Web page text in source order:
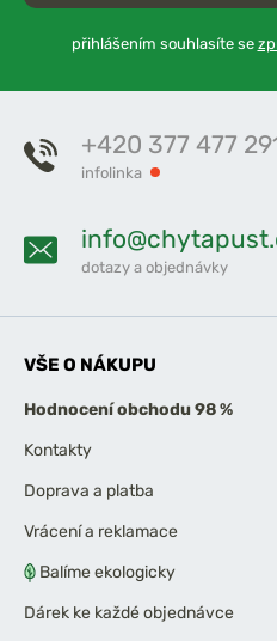
přihlášením souhlasíte se
+420 377 477
infolinka
dotazy a objednávky
VŠE O NÁKUPU
Hodnocení obchodu 98 %
Kontakty
Doprava a platba
Vrácení a reklamace
Balíme ekologicky
Dárek ke každé objednávce